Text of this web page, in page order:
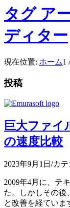
タグ ア
ディター
現在位置: ホーム1 /
投稿
巨大ファイ
の速度比較
2023年9月1日 /カテ
2009年4月に、テ
た。しかしその後
と改善を経ていま